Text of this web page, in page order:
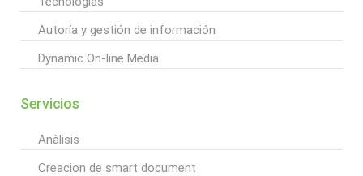
Autoría y gestión de información
Dynamic On-line Media
Servicios
Anàlisis
Creacion de smart document